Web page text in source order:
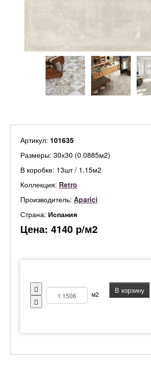
Артикул: 101635
Размеры: 30х30 (0.0885м2)
В коробке: 13шт / 1.15м2
Коллекция: Retro
Производитель: Aparici
Страна: Испания
Цена: 4140 р/м2
м2 В корзину